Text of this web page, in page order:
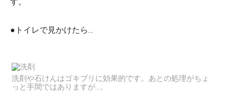
●トイレで見かけたら…
洗剤や石けんはゴキブリに効果的です。あとの処理がちょ
っと手間ではありますが…。